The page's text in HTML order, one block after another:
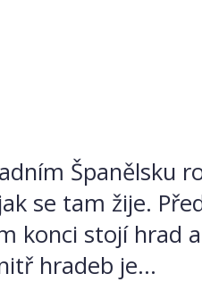
Španělsku
se tam žije.
konci stojí hrad
hradeb je...